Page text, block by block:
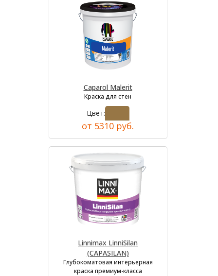
Caparol Malerit
Краска для стен
Цвет:
от 5310 руб.
Linnimax LinniSilan
(CAPASILAN)
Глубокоматовая интерьерная
краска премиум-класса